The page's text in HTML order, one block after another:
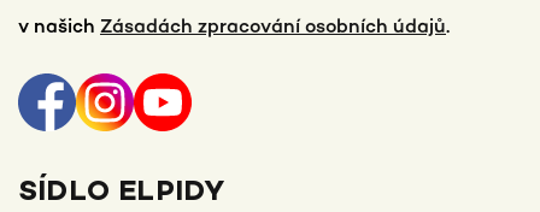
v našich Zásadách zpracování osobních údajů.
SÍDLO ELPIDY